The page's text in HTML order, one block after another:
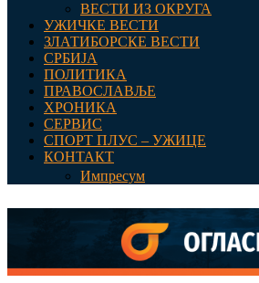
ВЕСТИ ИЗ ОКРУГА
УЖИЧКЕ ВЕСТИ
ЗЛАТИБОРСКЕ ВЕСТИ
СРБИЈА
ПОЛИТИКА
ПРАВОСЛАВЉЕ
ХРОНИКА
СЕРВИС
СПОРТ ПЛУС – УЖИЦЕ
КОНТАКТ
Импресум